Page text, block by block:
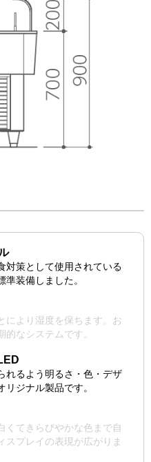
対策として使用されている
準装備しました。
により湿度を保ちます。お
的なシステムです。
れるよう明るさ・色・デザ
リジナル製品です。
くてきらびやかな色まで自
スプレイの表現が広がりま